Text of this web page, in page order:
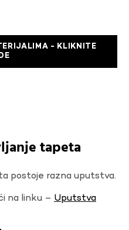
- KLIKNITE
tapeta
postoje razna uputstva.
na linku – Uputstva